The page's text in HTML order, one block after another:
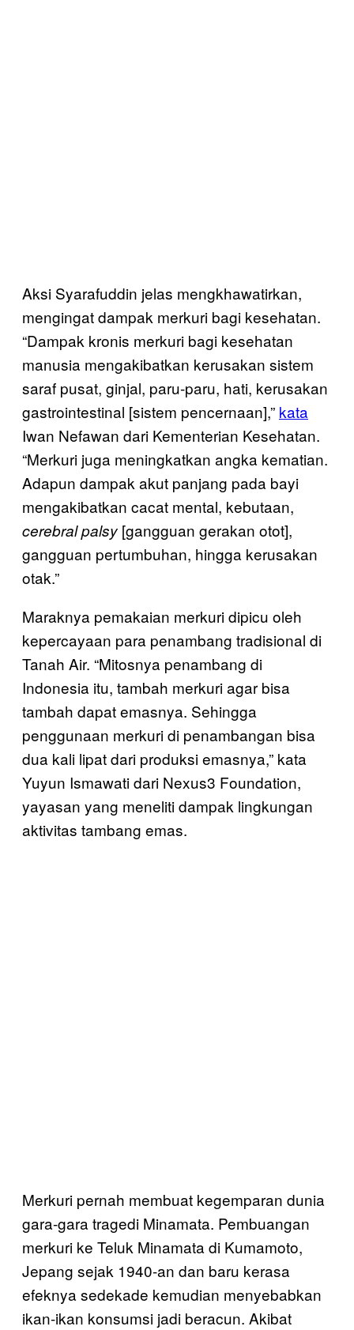
Aksi Syarafuddin jelas mengkhawatirkan,
mengingat dampak merkuri bagi kesehatan.
“Dampak kronis merkuri bagi kesehatan
manusia mengakibatkan kerusakan sistem
saraf pusat, ginjal, paru-paru, hati, kerusakan
gastrointestinal [sistem pencernaan],” kata
Iwan Nefawan dari Kementerian Kesehatan.
“Merkuri juga meningkatkan angka kematian.
Adapun dampak akut panjang pada bayi
mengakibatkan cacat mental, kebutaan,
cerebral palsy [gangguan gerakan otot],
gangguan pertumbuhan, hingga kerusakan
otak.”
Maraknya pemakaian merkuri dipicu oleh
kepercayaan para penambang tradisional di
Tanah Air. “Mitosnya penambang di
Indonesia itu, tambah merkuri agar bisa
tambah dapat emasnya. Sehingga
penggunaan merkuri di penambangan bisa
dua kali lipat dari produksi emasnya,” kata
Yuyun Ismawati dari Nexus3 Foundation,
yayasan yang meneliti dampak lingkungan
aktivitas tambang emas.
Merkuri pernah membuat kegemparan dunia
gara-gara tragedi Minamata. Pembuangan
merkuri ke Teluk Minamata di Kumamoto,
Jepang sejak 1940-an dan baru kerasa
efeknya sedekade kemudian menyebabkan
ikan-ikan konsumsi jadi beracun. Akibat